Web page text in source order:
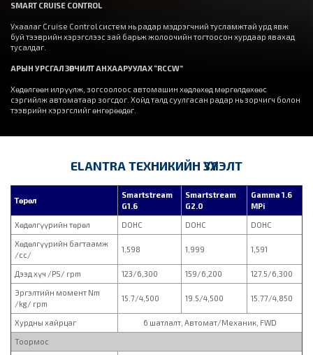
SMART CRUISE CONTROL
Ухаалаг Cruise Control систем нь радар мэдрэгчний тусламжтай урд явж
буй тээврийн хэрэгслээс зай барьж жолоочийн тогтоосон хурдаар явахад
тусалдаг.
АРЫН УРСГАЛ ЗӨРЧИЛТ АНХААРУУЛАХ “RCCW”
Хөдөлгөөн илрүүлж, зогсоолоос автомашин хөдлөхөд мөргөлдөхөөс
сэргийлж автоматаар зогсдог. Хойд талд суулгасан радар нь зорчигч болон
тээврийн хэрэгслийг өнгөрөөдөг.
ELANTRA ТЕХНИКИЙН ҮЗҮҮЛЭЛТ
Төрөл
Smartstream
G1.6
Smartstream
G2.0
Gamma 1.6
MPi
Хөдөлгүүрийн төрөл DOHC DOHC DOHC
Хөдөлгүүрийн багтаамж
/cc/
1,598 1,999 1,591
Дээд хүч /PS/ rpm 123/6,300 159/6,200 127.5/6,300
Эргэлтийн момент Nm
/kg/ rpm
15.7/4,500 19.5/4,500 15.77/4,850
Хурдны хайрцаг 6 шатлалт, Автомат/Механик, FWD
Тоормос